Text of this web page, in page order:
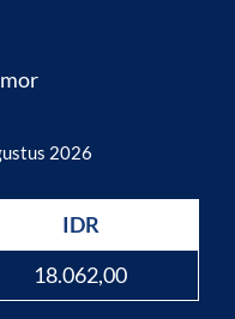
2026
IDR
18.062,00